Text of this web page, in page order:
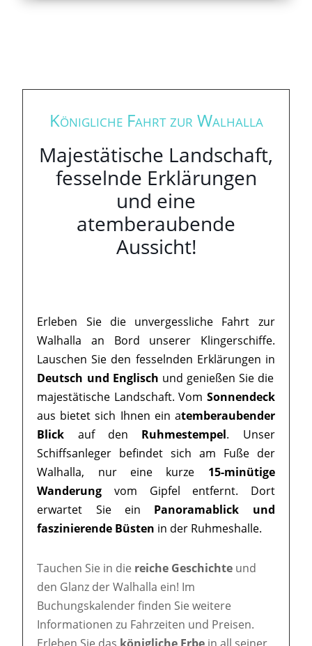
Königliche Fahrt zur Walhalla
Majestätische Landschaft,
fesselnde Erklärungen
und eine
atemberaubende
Aussicht!
Erleben Sie die unvergessliche Fahrt zur
Walhalla an Bord unserer Klingerschiffe.
Lauschen Sie den fesselnden Erklärungen in
Deutsch und Englisch und genießen Sie die
majestätische Landschaft. Vom Sonnendeck
aus bietet sich Ihnen ein atemberaubender
Blick auf den Ruhmestempel. Unser
Schiffsanleger befindet sich am Fuße der
Walhalla, nur eine kurze 15-minütige
Wanderung vom Gipfel entfernt. Dort
erwartet Sie ein Panoramablick und
faszinierende Büsten in der Ruhmeshalle.
Tauchen Sie in die reiche Geschichte und
den Glanz der Walhalla ein! Im
Buchungskalender finden Sie weitere
Informationen zu Fahrzeiten und Preisen.